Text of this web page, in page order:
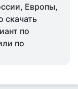
Европы,
скачать
по
по